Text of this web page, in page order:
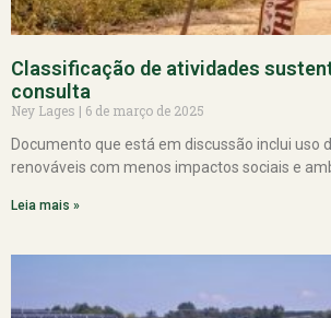
Classificação de atividades
consulta
Ney Lages
6 de março de 2025
Documento que está em discussão inclui uso
renováveis com menos impactos sociais e
Leia mais »